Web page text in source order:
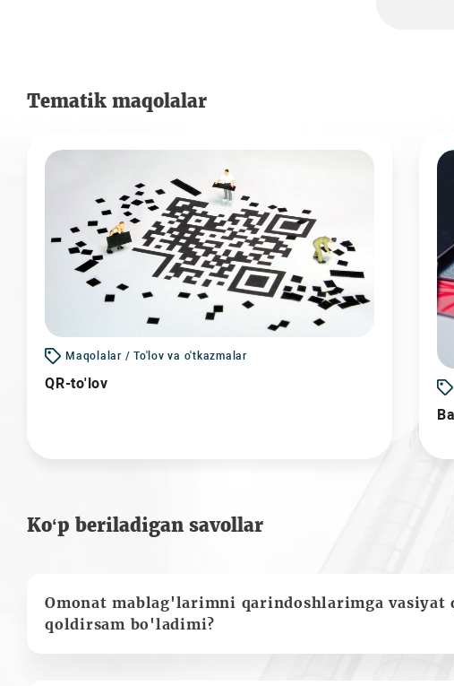
Tematik maqolalar
Maqolalar / To'lov va o'tkazmalar
QR-to'lov
Ko‘p beriladigan savollar
Omonat mablag'larimni qarindoshlarimga vasiyat
qoldirsam bo'ladimi?